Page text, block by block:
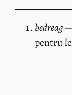
bedreag
pentru